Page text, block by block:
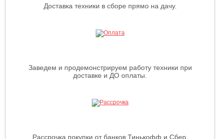
Доставка техники в сборе прямо на дачу.
Заведем и продемонстрируем работу техники при
доставке и ДО оплаты.
Рассрочка покупки от банков Тинькофф и Сбер.